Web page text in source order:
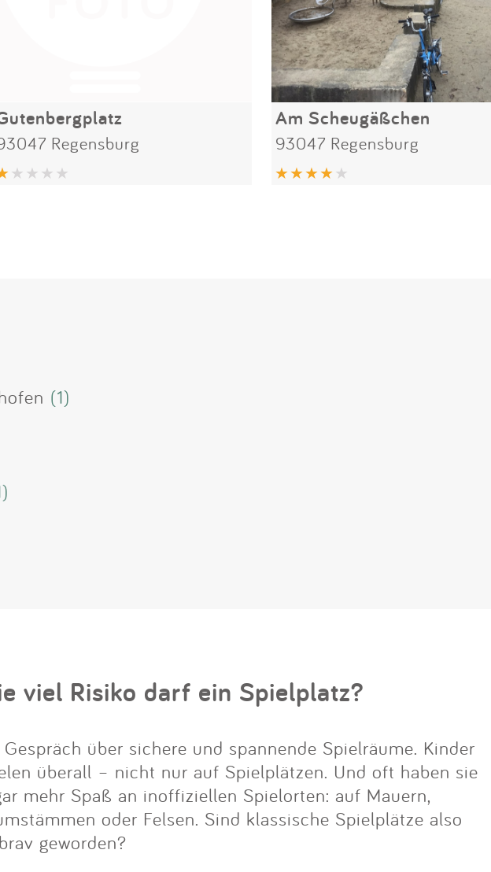
Regensburg
Am Scheugäßchen
93047 Regensburg
(1)
viel Risiko darf ein Spielplatz?
Gespräch über sichere und spannende Spielräume. Kinder
überall – nicht nur auf Spielplätzen. Und oft haben sie
mehr Spaß an inoffiziellen Spielorten: auf Mauern,
oder Felsen. Sind klassische Spielplätze also
geworden?